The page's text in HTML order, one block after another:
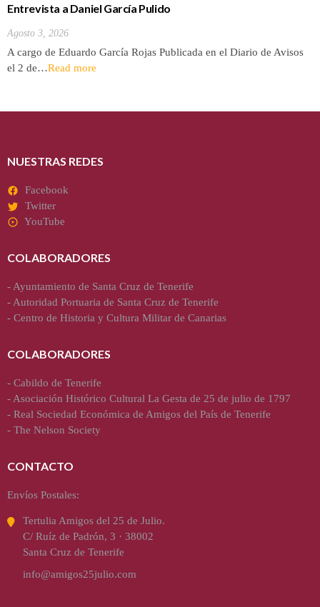
Entrevista a Daniel García Pulido
Agosto 3, 2026
A cargo de Eduardo García Rojas Publicada en el Diario de Avisos
el 2 de…Read more
NUESTRAS REDES
Facebook
Twitter
YouTube
COLABORADORES
- Ayuntamiento de Santa Cruz de Tenerife
- Autoridad Portuaria de Santa Cruz de Tenerife
- Centro de Historia y Cultura Militar de Canarias
COLABORADORES
- Cabildo de Tenerife
- Asociación Histórico Cultural La Gesta de 25 de julio de 1797
- Real Sociedad Económica de Amigos del País de Tenerife
- The Nelson Society
CONTACTO
Envíos Postales:
Tertulia Amigos del 25 de Julio.
C/ Ruíz de Padrón, 3 · 38002
Santa Cruz de Tenerife
info@amigos25julio.com